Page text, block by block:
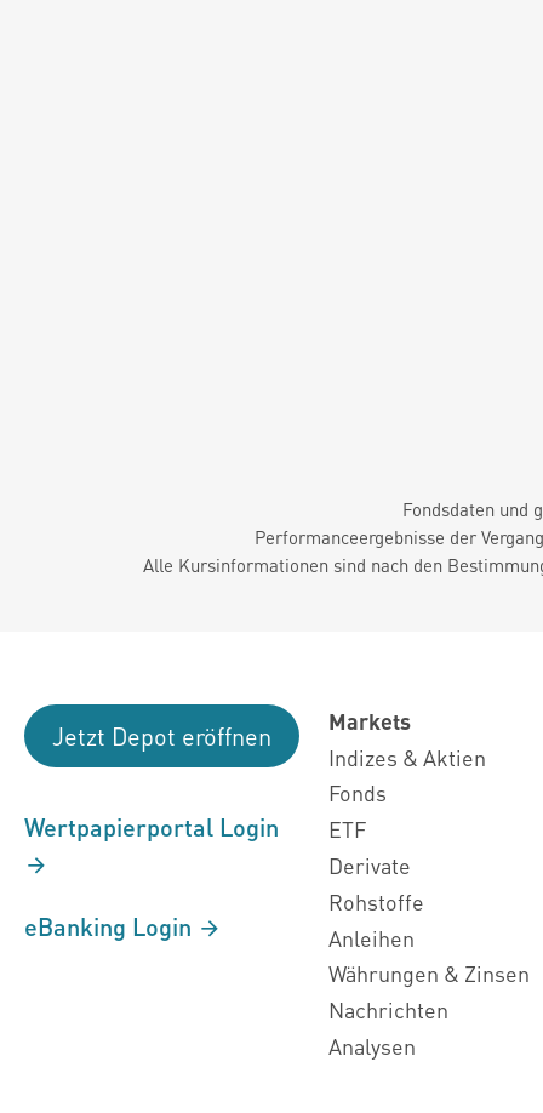
Fondsdaten und
Performanceergebnisse der
Alle Kursinformationen sind nach den
Jetzt Depot eröffnen
Wertpapierportal Login
eBanking Login
Markets
Indizes & Aktien
Fonds
ETF
Derivate
Rohstoffe
Anleihen
Währungen & Zinsen
Nachrichten
Analysen